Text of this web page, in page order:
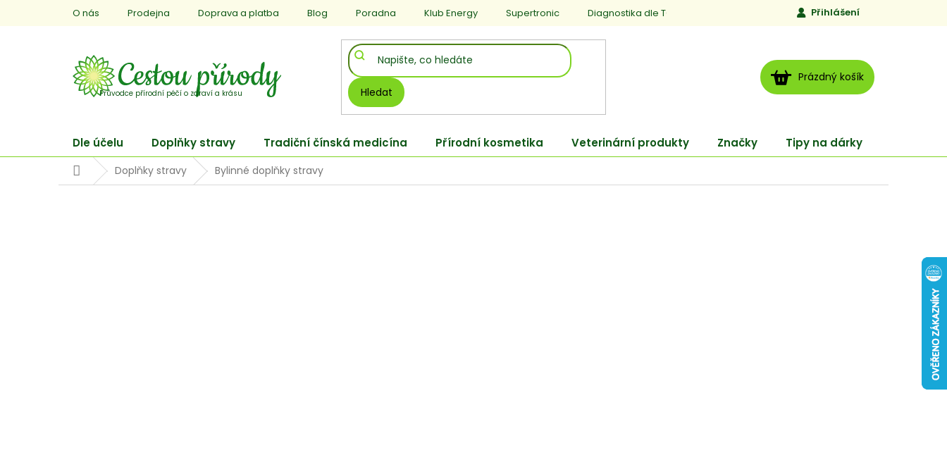
O nás Prodejna Doprava a platba Blog Poradna Klub Energy Supertronic Diagnostika dle TCM Jen to, čemu věříme
Přihlášení
Hledat
NÁKUPNÍ
KOŠÍK
Prázdný košík
Dle účelu Doplňky stravy Tradiční čínská medicína Přírodní kosmetika Veterinární produkty Značky Tipy na dárky
DomůDoplňky stravy Bylinné doplňky stravy